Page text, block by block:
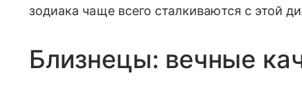
зодиака чаще всего сталкиваются с этой
Близнецы: вечные